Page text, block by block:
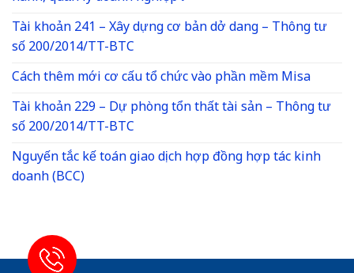
Tài khoản 241 – Xây dựng cơ bản dở dang – Thông tư
số 200/2014/TT-BTC
Cách thêm mới cơ cấu tổ chức vào phần mềm Misa
Tài khoản 229 – Dự phòng tổn thất tài sản – Thông tư
số 200/2014/TT-BTC
Nguyến tắc kế toán giao dịch hợp đồng hợp tác kinh
doanh (BCC)